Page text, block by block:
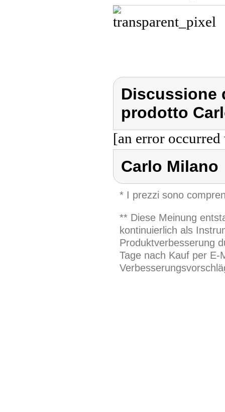
Discussione
prodotto
[an error
Carlo Milano
* I prezzi sono
** Diese Meinung
kontinuierlich als
Produktverbesserung
Tage nach Kauf per E-